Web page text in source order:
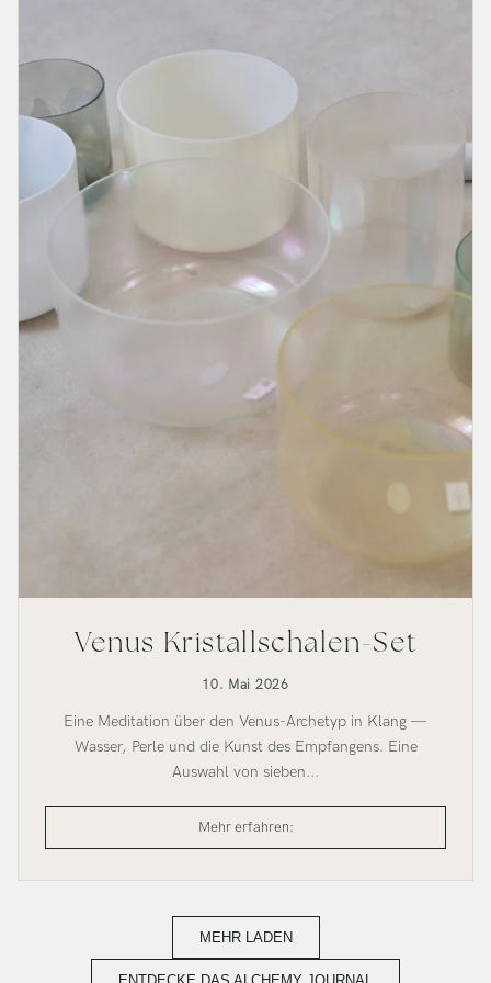
Venus Kristallschalen-Set
10. Mai 2026
Eine Meditation über den Venus-Archetyp in Klang —
Wasser, Perle und die Kunst des Empfangens. Eine
Auswahl von sieben...
Mehr erfahren:Venus
Set
MEHR LADEN